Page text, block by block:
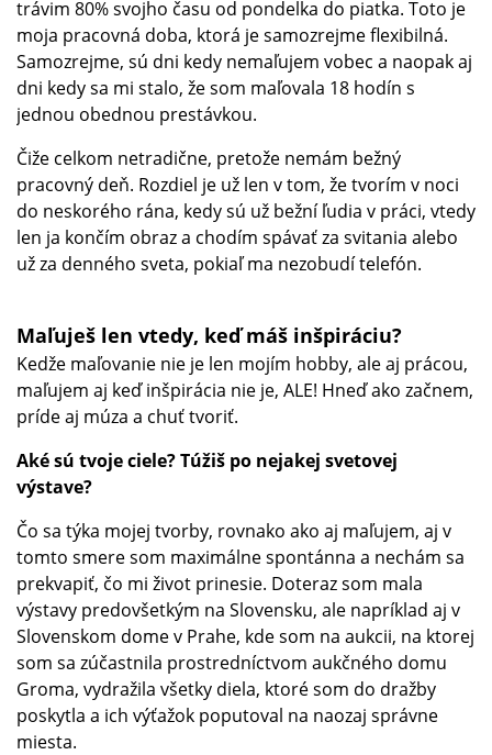
trávim 80% svojho času od pondelka do piatka. Toto je
moja pracovná doba, ktorá je samozrejme flexibilná.
Samozrejme, sú dni kedy nemaľujem vobec a naopak aj
dni kedy sa mi stalo, že som maľovala 18 hodín s
jednou obednou prestávkou.
Čiže celkom netradične, pretože nemám bežný
pracovný deň. Rozdiel je už len v tom, že tvorím v noci
do neskorého rána, kedy sú už bežní ľudia v práci, vtedy
len ja končím obraz a chodím spávať za svitania alebo
už za denného sveta, pokiaľ ma nezobudí telefón.
Maľuješ len vtedy, keď máš inšpiráciu?
Kedže maľovanie nie je len mojím hobby, ale aj prácou,
maľujem aj keď inšpirácia nie je, ALE! Hneď ako začnem,
príde aj múza a chuť tvoriť.
Aké sú tvoje ciele? Túžiš po nejakej svetovej
výstave?
Čo sa týka mojej tvorby, rovnako ako aj maľujem, aj v
tomto smere som maximálne spontánna a nechám sa
prekvapiť, čo mi život prinesie. Doteraz som mala
výstavy predovšetkým na Slovensku, ale napríklad aj v
Slovenskom dome v Prahe, kde som na aukcii, na ktorej
som sa zúčastnila prostredníctvom aukčného domu
Groma, vydražila všetky diela, ktoré som do dražby
poskytla a ich výťažok poputoval na naozaj správne
miesta.